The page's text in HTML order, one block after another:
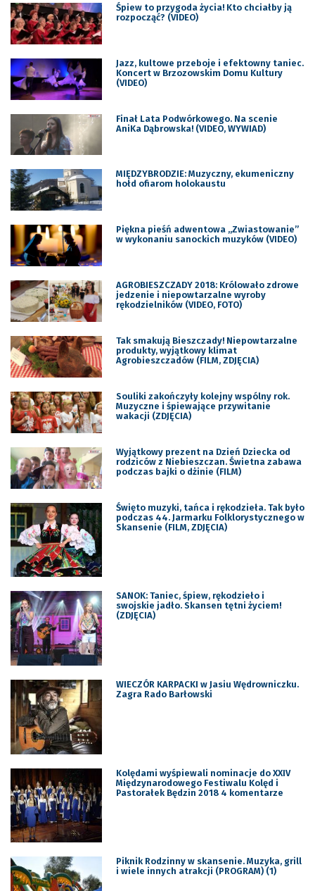
Śpiew to przygoda życia! Kto chciałby ją
rozpocząć? (VIDEO)
Jazz, kultowe przeboje i efektowny taniec.
Koncert w Brzozowskim Domu Kultury
(VIDEO)
Finał Lata Podwórkowego. Na scenie
AniKa Dąbrowska! (VIDEO, WYWIAD)
MIĘDZYBRODZIE: Muzyczny, ekumeniczny
hołd ofiarom holokaustu
Piękna pieśń adwentowa „Zwiastowanie”
w wykonaniu sanockich muzyków (VIDEO)
AGROBIESZCZADY 2018: Królowało zdrowe
jedzenie i niepowtarzalne wyroby
rękodzielników (VIDEO, FOTO)
Tak smakują Bieszczady! Niepowtarzalne
produkty, wyjątkowy klimat
Agrobieszczadów (FILM, ZDJĘCIA)
Souliki zakończyły kolejny wspólny rok.
Muzyczne i śpiewające przywitanie
wakacji (ZDJĘCIA)
Wyjątkowy prezent na Dzień Dziecka od
rodziców z Niebieszczan. Świetna zabawa
podczas bajki o dżinie (FILM)
Święto muzyki, tańca i rękodzieła. Tak było
podczas 44. Jarmarku Folklorystycznego w
Skansenie (FILM, ZDJĘCIA)
SANOK: Taniec, śpiew, rękodzieło i
swojskie jadło. Skansen tętni życiem!
(ZDJĘCIA)
WIECZÓR KARPACKI w Jasiu Wędrowniczku.
Zagra Rado Barłowski
Kolędami wyśpiewali nominacje do XXIV
Międzynarodowego Festiwalu Kolęd i
Pastorałek Będzin 2018 4 komentarze
Piknik Rodzinny w skansenie. Muzyka, grill
i wiele innych atrakcji (PROGRAM) (1)